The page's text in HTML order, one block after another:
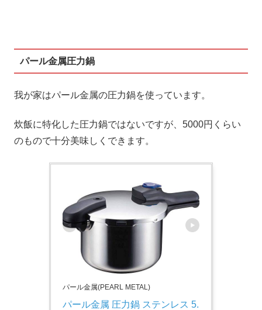
パール金属圧力鍋
我が家はパール金属の圧力鍋を使っています。
炊飯に特化した圧力鍋ではないですが、5000円くらい
のもので十分美味しくできます。
パール金属(PEARL METAL)
パール金属 圧力鍋 ステンレス 5.